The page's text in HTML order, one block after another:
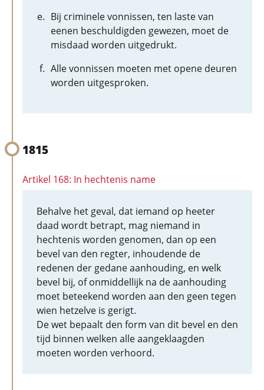
Bij criminele vonnissen, ten laste van
eenen beschuldigden gewezen, moet de
misdaad worden uitgedrukt.
Alle vonnissen moeten met opene deuren
worden uitgesproken.
1815
Artikel 168: In hechtenis name
Behalve het geval, dat iemand op heeter
daad wordt betrapt, mag niemand in
hechtenis worden genomen, dan op een
bevel van den regter, inhoudende de
redenen der gedane aanhouding, en welk
bevel bij, of onmiddellijk na de aanhouding
moet beteekend worden aan den geen tegen
wien hetzelve is gerigt.
De wet bepaalt den form van dit bevel en den
tijd binnen welken alle aangeklaagden
moeten worden verhoord.